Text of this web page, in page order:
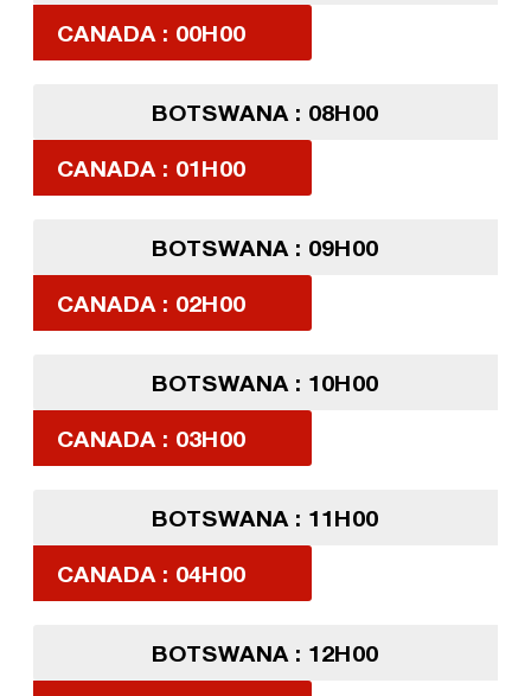
CANADA : 00H00
BOTSWANA : 08H00
CANADA : 01H00
BOTSWANA : 09H00
CANADA : 02H00
BOTSWANA : 10H00
CANADA : 03H00
BOTSWANA : 11H00
CANADA : 04H00
BOTSWANA : 12H00